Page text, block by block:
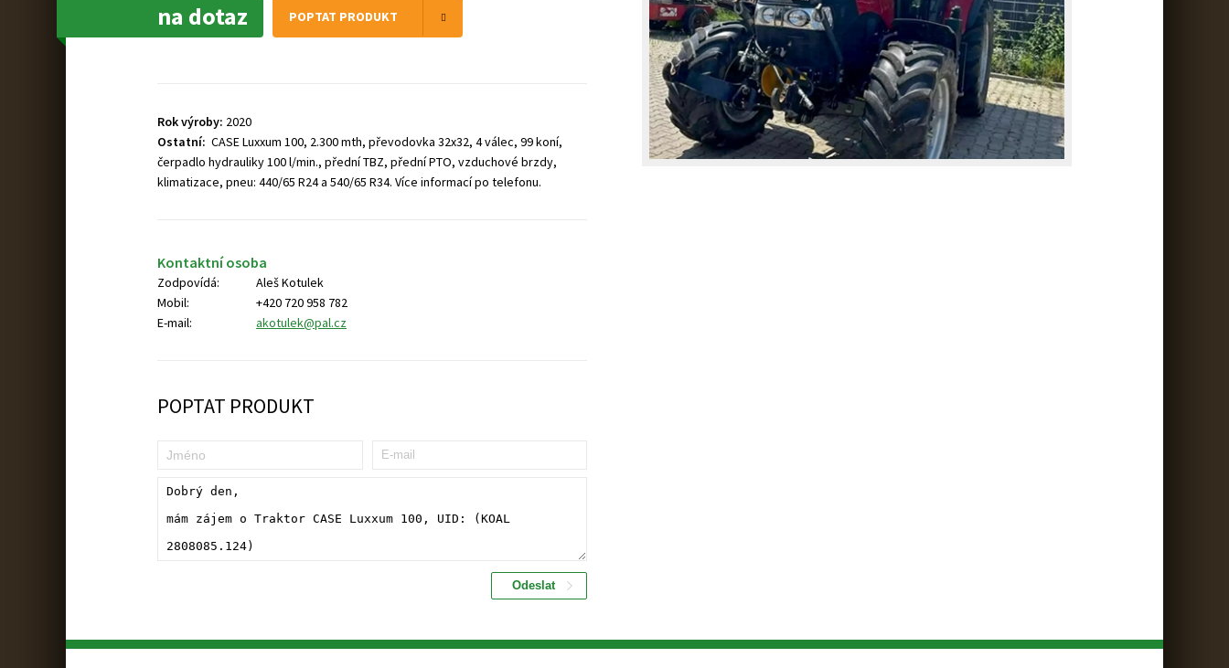
na dotaz POPTAT PRODUKT
Rok výroby: 2020
Ostatní: CASE Luxxum 100, 2.300 mth, převodovka 32x32, 4 válec, 99 koní,
čerpadlo hydrauliky 100 l/min., přední TBZ, přední PTO, vzduchové brzdy,
klimatizace, pneu: 440/65 R24 a 540/65 R34. Více informací po telefonu.
Kontaktní osoba
Zodpovídá:
Aleš Kotulek
Mobil:
+420 720 958 782
E-mail:
akotulek@pal.cz
POPTAT PRODUKT